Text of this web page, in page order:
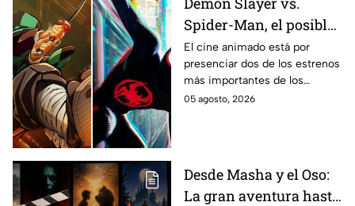
Spider-Man, el posible
gran enfrentamiento
en taquilla del 2027
El cine animado está por
presenciar dos de los estrenos
más importantes de los
últimos años.
05 agosto, 2026
Desde Masha y el Oso:
La gran aventura hasta